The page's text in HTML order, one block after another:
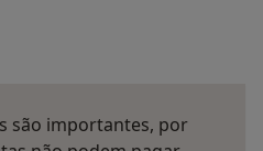
são importantes, por